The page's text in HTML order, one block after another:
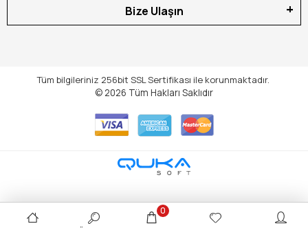
Bize Ulaşın
Tüm bilgileriniz 256bit SSL Sertifikası ile korunmaktadır.
© 2026 Tüm Hakları Saklıdır
0